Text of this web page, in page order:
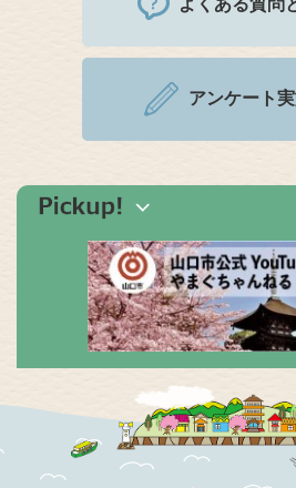
よくある質問
アンケート